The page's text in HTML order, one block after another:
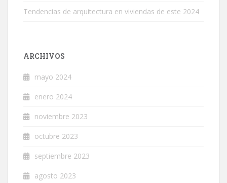
Tendencias de arquitectura en viviendas de este 2024
ARCHIVOS
mayo 2024
enero 2024
noviembre 2023
octubre 2023
septiembre 2023
agosto 2023